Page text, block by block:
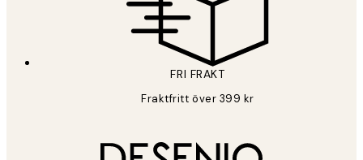
FRI FRAKT
Fraktfritt över 399 kr